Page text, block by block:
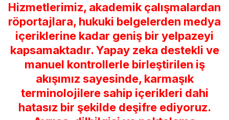
Hizmetlerimiz, akademik çalışmalardan
röportajlara, hukuki belgelerden medya
içeriklerine kadar geniş bir yelpazeyi
kapsamaktadır. Yapay zeka destekli ve
manuel kontrollerle birleştirilen iş
akışımız sayesinde, karmaşık
terminolojilere sahip içerikleri dahi
hatasız bir şekilde deşifre ediyoruz.